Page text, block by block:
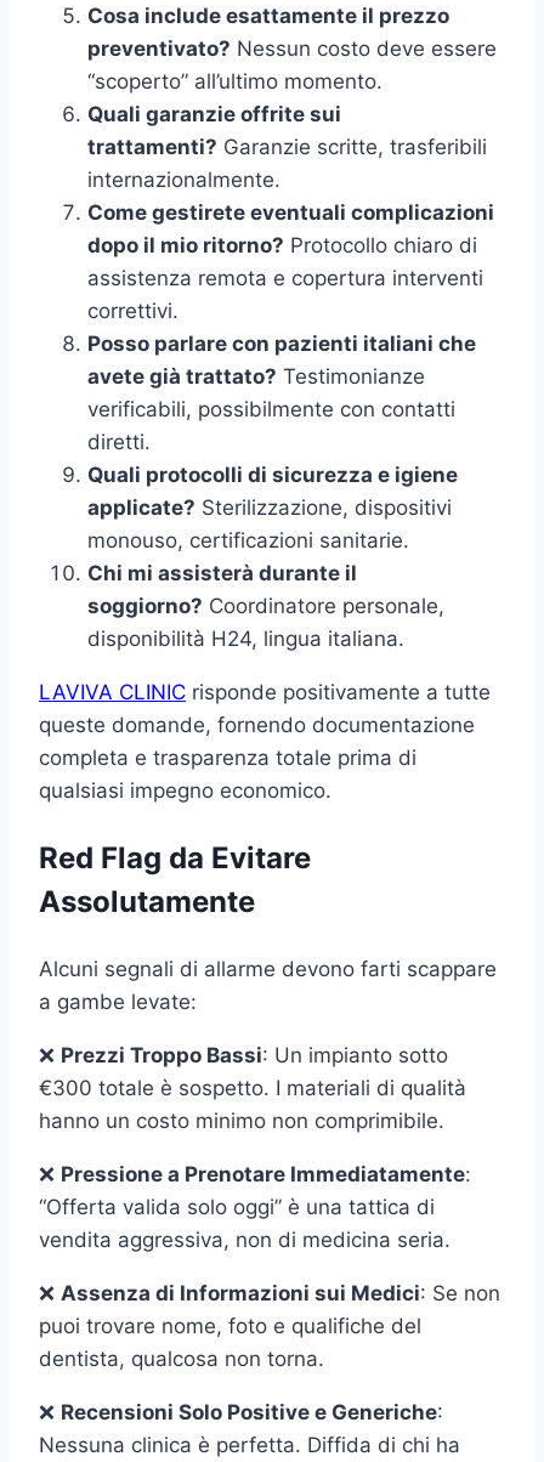
Cosa include esattamente il prezzo
preventivato? Nessun costo deve essere
“scoperto” all’ultimo momento.
Quali garanzie offrite sui
trattamenti? Garanzie scritte, trasferibili
internazionalmente.
Come gestirete eventuali complicazioni
dopo il mio ritorno? Protocollo chiaro di
assistenza remota e copertura interventi
correttivi.
Posso parlare con pazienti italiani che
avete già trattato? Testimonianze
verificabili, possibilmente con contatti
diretti.
Quali protocolli di sicurezza e igiene
applicate? Sterilizzazione, dispositivi
monouso, certificazioni sanitarie.
Chi mi assisterà durante il
soggiorno? Coordinatore personale,
disponibilità H24, lingua italiana.
LAVIVA CLINIC risponde positivamente a tutte
queste domande, fornendo documentazione
completa e trasparenza totale prima di
qualsiasi impegno economico.
Red Flag da Evitare
Assolutamente
Alcuni segnali di allarme devono farti scappare
a gambe levate:
❌ Prezzi Troppo Bassi: Un impianto sotto
€300 totale è sospetto. I materiali di qualità
hanno un costo minimo non comprimibile.
❌ Pressione a Prenotare Immediatamente:
“Offerta valida solo oggi” è una tattica di
vendita aggressiva, non di medicina seria.
❌ Assenza di Informazioni sui Medici: Se non
puoi trovare nome, foto e qualifiche del
dentista, qualcosa non torna.
❌ Recensioni Solo Positive e Generiche:
Nessuna clinica è perfetta. Diffida di chi ha